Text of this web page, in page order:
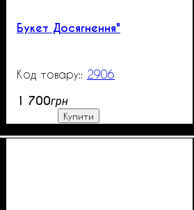
Букет Досягнення"
2906
1 700грн
Купити